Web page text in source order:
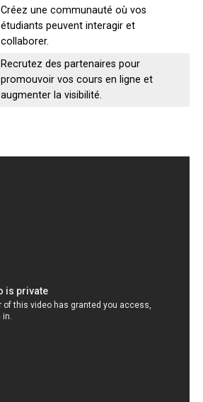
Créez une communauté où vos
étudiants peuvent interagir et
collaborer.
Recrutez des partenaires pour
promouvoir vos cours en ligne et
augmenter la visibilité.